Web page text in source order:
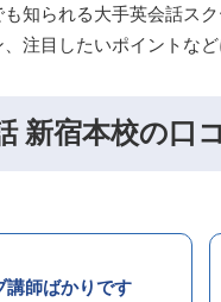
知られる大手英会話ス
注目したいポイントな
新宿本校の口
講師ばかりです